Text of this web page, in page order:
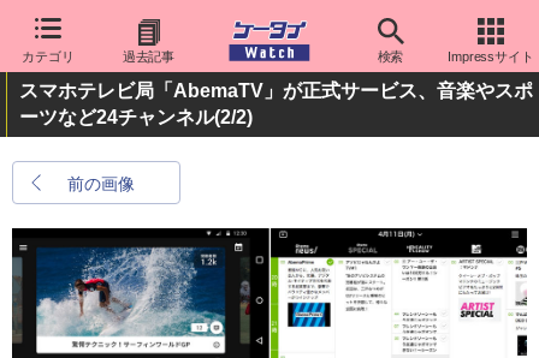
カテゴリ 過去記事 検索 Impressサイト
スマホテレビ局「AbemaTV」が正式サービス、音楽やスポ
ーツなど24チャンネル(2/2)
前の画像